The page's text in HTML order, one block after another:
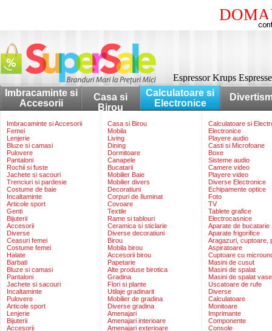
Espressor Krups
Imbracaminte si
Accesorii
Casa si
Birou
Calculatoare si
Electronice
Imbracaminte si Accesorii
Femei
Lenjerie
Bluze si camasi
Pulovere
Pantaloni
Rochii si fuste
Jachete si sacouri
Trenciuri si pardesie
Costume de baie
Incaltaminte
Articole sport
Genti
Bijuterii
Accesorii
Diverse
Ceasuri femei
Costume femei
Halate
Barbati
Bluze si camasi
Pantaloni
Jachete si sacouri
Incaltaminte
Pulovere
Articole sport
Lenjerie
Bijuterii
Accesorii
Casa si Birou
Mobila
Living
Dining
Dormitoare
Canapele
Bucatarii
Mobilier Baie
Mobilier divers
Decoratiuni
Corpuri de Iluminat
Covoare
Textile
Rame si tablouri
Ceramica si sticlarie
Diverse decoratiuni
Birou
Mobila birou
Accesorii birou
Papetarie
Alte produse birotica
Gradina
Flori si plante
Utilaje gradinarit
Mobilier de gradina
Diverse gradina
Amenajari
Amenajari interioare
Amenajari exterioare
Calculatoare si
Electronice
Playere audio
Casti si Microfoane
Boxe
Sisteme audio
Camere video
Playere video
Diverse Electronice
Echipamente optice
Foto
TV
Tablete grafice
Electrocasnice
Aparate de bucatarie
Aparate frigorifice
Aragazuri, cuptoare,
Aspiratoare
Cuptoare cu
Masini de cusut
Masini de spalat
Masini de spalat vase
Uscatoare de rufe
Diverse
Calculatoare
Monitoare
Imprimante
Componente
Console